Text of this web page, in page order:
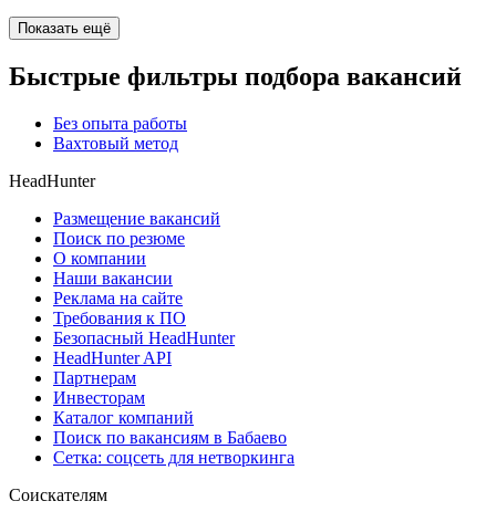
Показать ещё
Быстрые фильтры подбора вакансий
Без опыта работы
Вахтовый метод
HeadHunter
Размещение вакансий
Поиск по резюме
О компании
Наши вакансии
Реклама на сайте
Требования к ПО
Безопасный HeadHunter
HeadHunter API
Партнерам
Инвесторам
Каталог компаний
Поиск по вакансиям в Бабаево
Сетка: соцсеть для нетворкинга
Соискателям